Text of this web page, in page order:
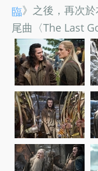
臨》之後，再次
尾曲〈The Last